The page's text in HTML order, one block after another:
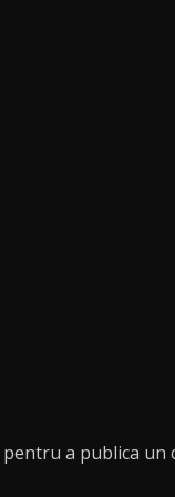
pentru a publica un